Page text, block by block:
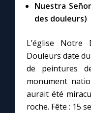
L'Évangile chaque
Les premiers
Marie qui défait
Me consacrer à
Nuestra
des douleurs)
L’église
Douleurs date
de peintures
monument
aurait été
roche. Fête : 15